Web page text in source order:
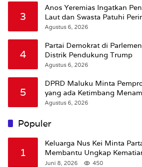
3
Anos Yeremias Ingatkan
Laut dan Swasta Patuhi
Agustus 6, 2026
4
Partai Demokrat di
Distrik Pendukung Trump
Agustus 6, 2026
5
DPRD Maluku Minta
yang ada Ketimbang
Agustus 6, 2026
Populer
1
Keluarga Nus Kei Minta
Membantu Ungkap
Juni 8, 2026 450